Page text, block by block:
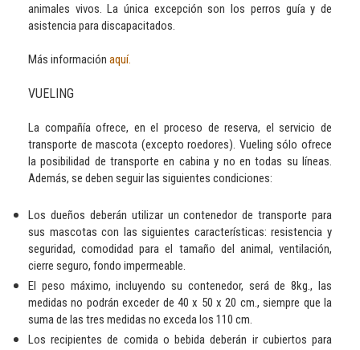
animales vivos. La única excepción son los perros guía y de
asistencia para discapacitados.
Más información aquí.
VUELING
La compañía ofrece, en el proceso de reserva, el servicio de
transporte de mascota (excepto roedores). Vueling sólo ofrece
la posibilidad de transporte en cabina y no en todas su líneas.
Además, se deben seguir las siguientes condiciones:
Los dueños deberán utilizar un contenedor de transporte para
sus mascotas con las siguientes características: resistencia y
seguridad, comodidad para el tamaño del animal, ventilación,
cierre seguro, fondo impermeable.
El peso máximo, incluyendo su contenedor, será de 8kg., las
medidas no podrán exceder de 40 x 50 x 20 cm., siempre que la
suma de las tres medidas no exceda los 110 cm.
Los recipientes de comida o bebida deberán ir cubiertos para